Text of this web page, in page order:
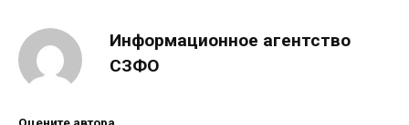
Информационное агентство
СЗФО
Оцените автора